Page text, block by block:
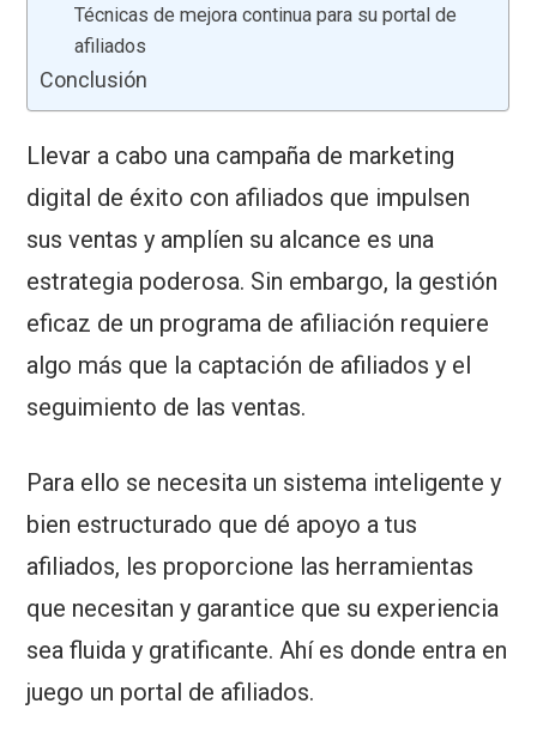
Técnicas de mejora continua para su portal de
afiliados
Conclusión
Llevar a cabo una campaña de marketing
digital de éxito con afiliados que impulsen
sus ventas y amplíen su alcance es una
estrategia poderosa. Sin embargo, la gestión
eficaz de un programa de afiliación requiere
algo más que la captación de afiliados y el
seguimiento de las ventas.
Para ello se necesita un sistema inteligente y
bien estructurado que dé apoyo a tus
afiliados, les proporcione las herramientas
que necesitan y garantice que su experiencia
sea fluida y gratificante. Ahí es donde entra en
juego un portal de afiliados.